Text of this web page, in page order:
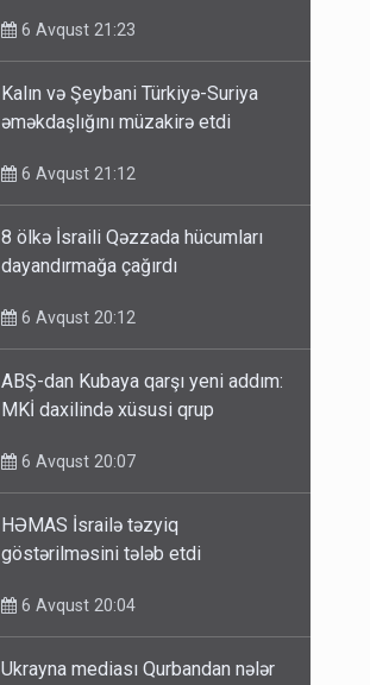
6 Avqust 21:23
Kalın və Şeybani Türkiyə-Suriya
əməkdaşlığını müzakirə etdi
6 Avqust 21:12
8 ölkə İsraili Qəzzada hücumları
dayandırmağa çağırdı
6 Avqust 20:12
ABŞ-dan Kubaya qarşı yeni addım:
MKİ daxilində xüsusi qrup
6 Avqust 20:07
HƏMAS İsrailə təzyiq
göstərilməsini tələb etdi
6 Avqust 20:04
Ukrayna mediası Qurbandan nələr